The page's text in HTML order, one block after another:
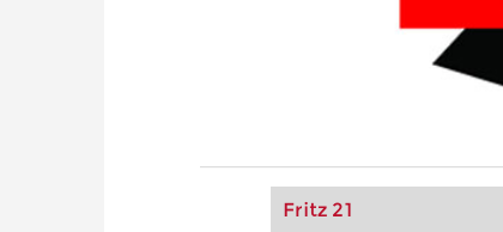
Fritz 21